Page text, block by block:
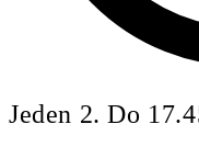
Jeden 2. Do